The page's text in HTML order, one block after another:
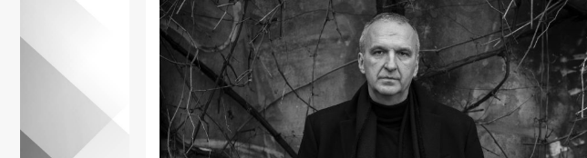
Lifestyle
Beauty